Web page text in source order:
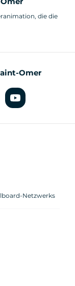
die die
Omer
Netzwerks